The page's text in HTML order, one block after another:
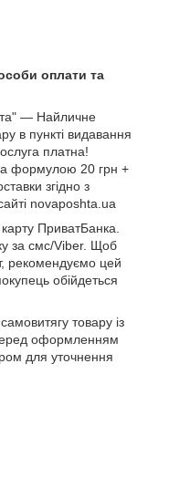
оплати та
— Найличне
в пункті видавання
платна!
формулою 20 грн +
згідно з
novaposhta.ua
ПриватБанка.
за смс/Viber. Щоб
рекомендуємо цей
обійдеться
товару із
оформленням
для уточнення